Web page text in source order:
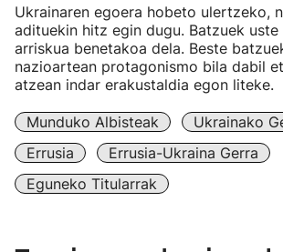
Ukrainaren egoera hobeto ulertzeko,
adituekin hitz egin dugu. Batzuek
arriskua benetakoa dela. Beste
nazioartean protagonismo bila dabil
atzean indar erakustaldia egon liteke.
Munduko Albisteak
Ukrainako
Errusia
Errusia-Ukraina Gerra
Eguneko Titularrak